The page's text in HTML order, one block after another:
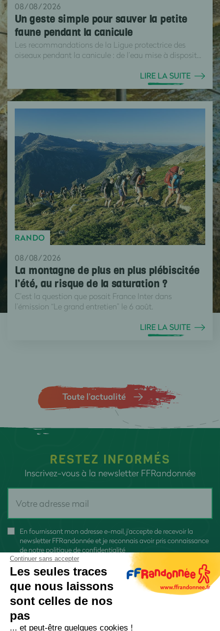
08/08/2026
Un geste simple pour sauver la petite
faune pendant la canicule
Les recommandations de la Ligue protectrice des
oiseaux pendant la canicule : de l’eau mise à disposit...
LIRE LA SUITE
RANDO
08/08/2026
La montagne de plus en plus plébiscitée
l’été, au risque de la saturation ?
C’est la question que posait France Inter dans
l’émission “Le grand entretien” le 6 août.
LIRE LA SUITE
Toute l’actualité
RESTEZ INFORMÉS
Inscrivez-vous à la newsletter FFRandonnée
En fournissant mon adresse e-mail, j'accepte de recevoir la
newsletter FFRandonnée et je reconnais avoir pris connaissance
de notre politique de confidentialité
Continuer sans accepter
Les seules traces
que nous laissons
sont celles de nos
pas
... et peut-être quelques cookies !